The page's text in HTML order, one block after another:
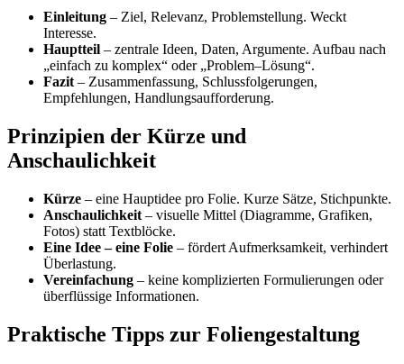
Einleitung – Ziel, Relevanz, Problemstellung. Weckt
Interesse.
Hauptteil – zentrale Ideen, Daten, Argumente. Aufbau nach
„einfach zu komplex“ oder „Problem–Lösung“.
Fazit– Zusammenfassung, Schlussfolgerungen,
Empfehlungen, Handlungsaufforderung.
Prinzipien der Kürze und
Anschaulichkeit
Kürze – eine Hauptidee pro Folie. Kurze Sätze, Stichpunkte.
Anschaulichkeit – visuelle Mittel (Diagramme, Grafiken,
Fotos) statt Textblöcke.
Eine Idee – eine Folie – fördert Aufmerksamkeit, verhindert
Überlastung.
Vereinfachung – keine komplizierten Formulierungen oder
überflüssige Informationen.
Praktische Tipps zur Foliengestaltung